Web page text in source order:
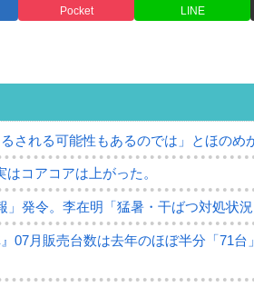
Pocket LINE
される可能性もあるのでは」とほのめ
コアコアは上がった。
発令。李在明「猛暑・干ばつ対処状況
07月販売台数は去年のほぼ半分「71台